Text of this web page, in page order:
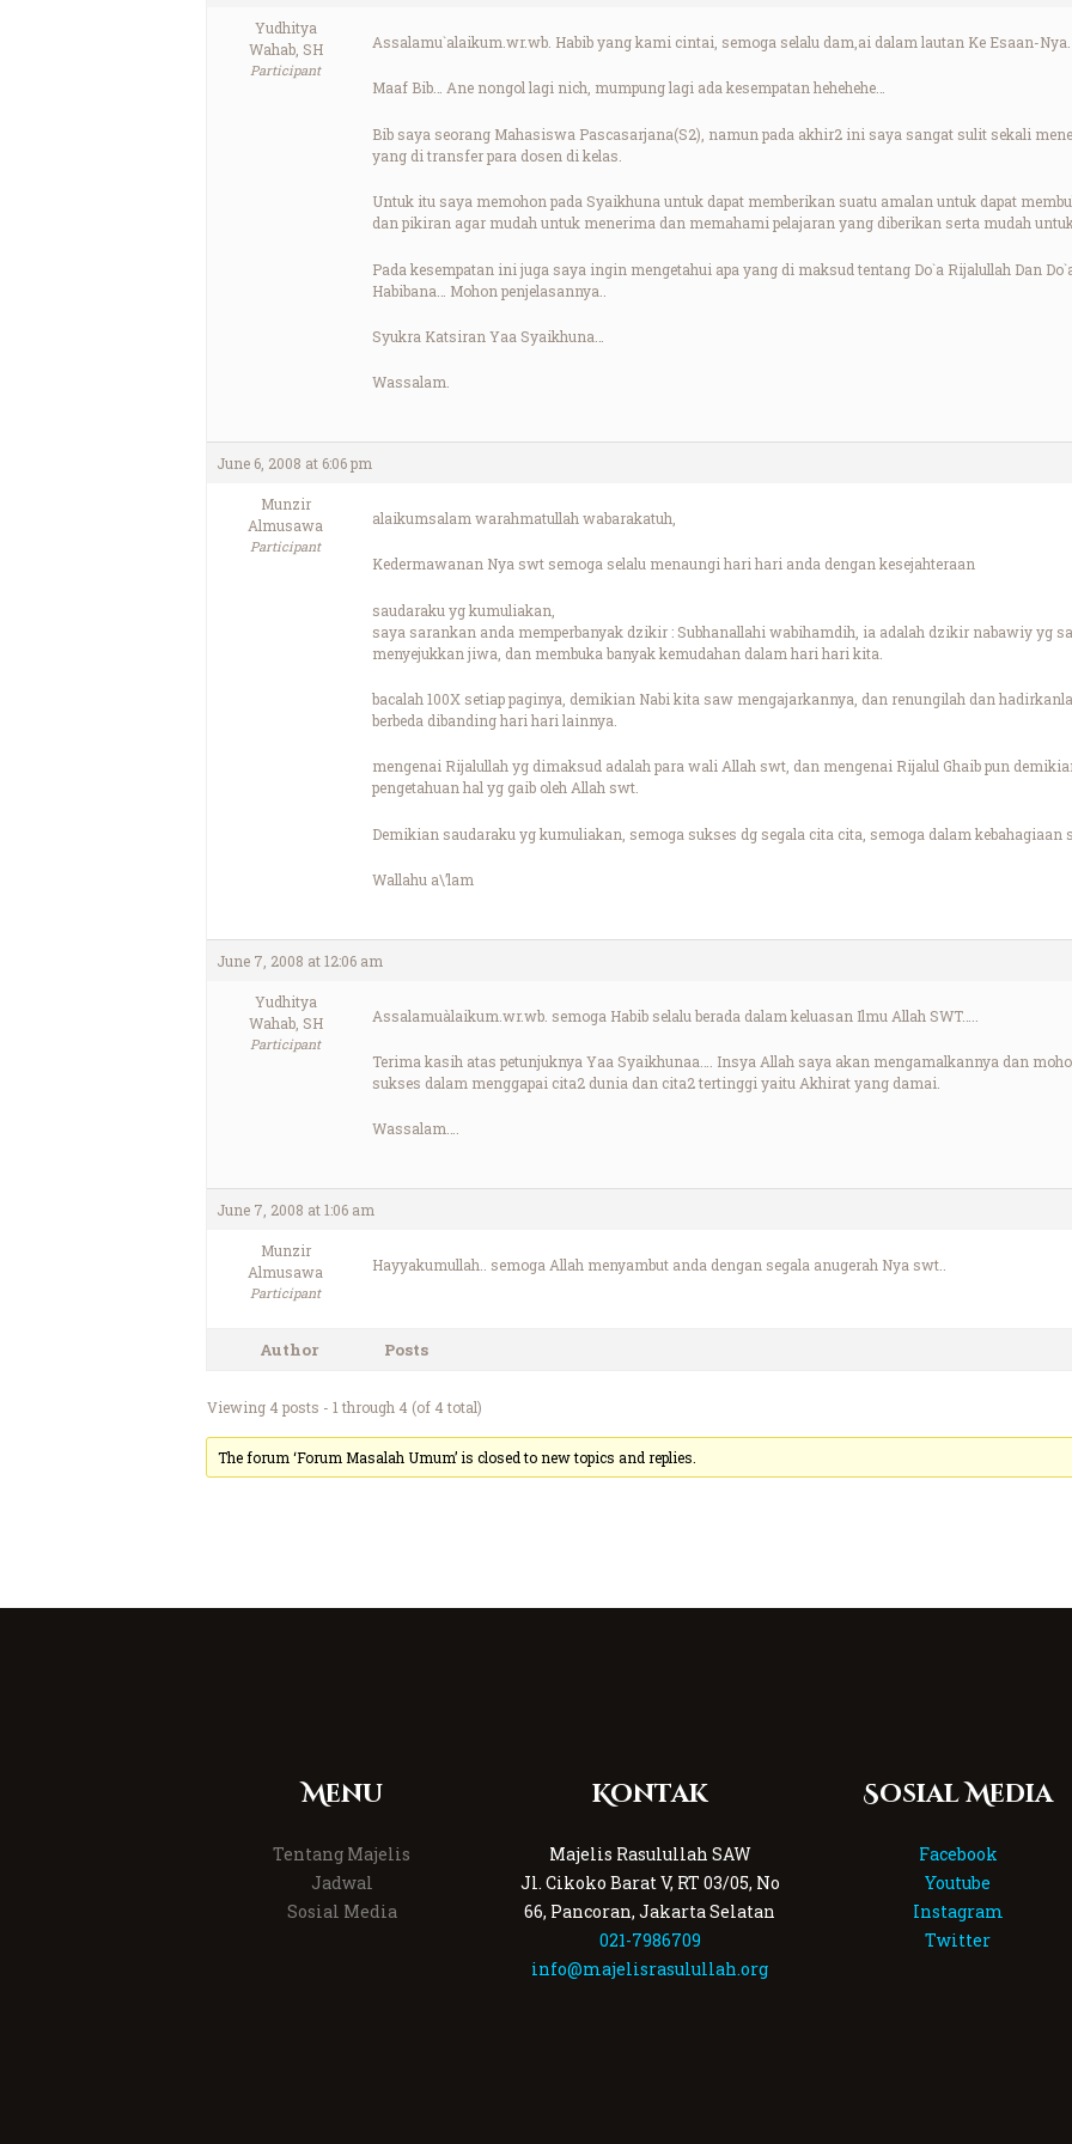
Yudhitya
Wahab, SH
Participant
Assalamu`alaikum.wr.wb. Habib yang kami cintai, semoga selalu dam,ai dalam lautan Ke Esaan-Nya.
Maaf Bib… Ane nongol lagi nich, mumpung lagi ada kesempatan hehehehe…
Bib saya seorang Mahasiswa Pascasarjana(S2), namun pada akhir2 ini saya sangat sulit sekali
yang di transfer para dosen di kelas.
Untuk itu saya memohon pada Syaikhuna untuk dapat memberikan suatu amalan untuk dapat
dan pikiran agar mudah untuk menerima dan memahami pelajaran yang diberikan serta mudah
Pada kesempatan ini juga saya ingin mengetahui apa yang di maksud tentang Do`a Rijalullah Dan
Habibana… Mohon penjelasannya..
Syukra Katsiran Yaa Syaikhuna…
Wassalam.
June 6, 2008 at 6:06 pm
Munzir
Almusawa
Participant
alaikumsalam warahmatullah wabarakatuh,
Kedermawanan Nya swt semoga selalu menaungi hari hari anda dengan kesejahteraan
saudaraku yg kumuliakan,
saya sarankan anda memperbanyak dzikir : Subhanallahi wabihamdih, ia adalah dzikir nabawiy yg
menyejukkan jiwa, dan membuka banyak kemudahan dalam hari hari kita.
bacalah 100X setiap paginya, demikian Nabi kita saw mengajarkannya, dan renungilah dan
berbeda dibanding hari hari lainnya.
mengenai Rijalullah yg dimaksud adalah para wali Allah swt, dan mengenai Rijalul Ghaib pun
pengetahuan hal yg gaib oleh Allah swt.
Demikian saudaraku yg kumuliakan, semoga sukses dg segala cita cita, semoga dalam kebahagiaan
Wallahu a\’lam
June 7, 2008 at 12:06 am
Yudhitya
Wahab, SH
Participant
Assalamuàlaikum.wr.wb. semoga Habib selalu berada dalam keluasan Ilmu Allah SWT…..
Terima kasih atas petunjuknya Yaa Syaikhunaa…. Insya Allah saya akan mengamalkannya dan
sukses dalam menggapai cita2 dunia dan cita2 tertinggi yaitu Akhirat yang damai.
Wassalam….
June 7, 2008 at 1:06 am
Munzir
Almusawa
Participant
Hayyakumullah.. semoga Allah menyambut anda dengan segala anugerah Nya swt..
Author Posts
Viewing 4 posts - 1 through 4 (of 4 total)
The forum ‘Forum Masalah Umum’ is closed to new topics and replies.
Menu
Tentang Majelis
Jadwal
Sosial Media
Kontak
Majelis Rasulullah SAW
Jl. Cikoko Barat V, RT 03/05, No
66, Pancoran, Jakarta Selatan
021-7986709
info@majelisrasulullah.org
Sosial Media
Facebook
Youtube
Instagram
Twitter